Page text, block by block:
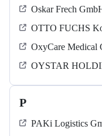
Oskar Frech
OTTO FUCHS
OxyCare Medical
OYSTAR
P
PAKi Logistics